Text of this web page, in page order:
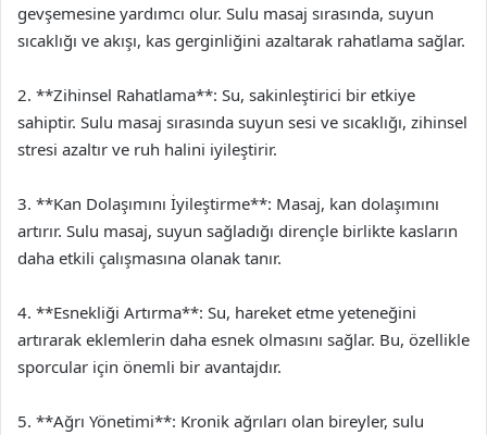
gevşemesine yardımcı olur. Sulu masaj sırasında, suyun
sıcaklığı ve akışı, kas gerginliğini azaltarak rahatlama sağlar.
2. **Zihinsel Rahatlama**: Su, sakinleştirici bir etkiye
sahiptir. Sulu masaj sırasında suyun sesi ve sıcaklığı, zihinsel
stresi azaltır ve ruh halini iyileştirir.
3. **Kan Dolaşımını İyileştirme**: Masaj, kan dolaşımını
artırır. Sulu masaj, suyun sağladığı dirençle birlikte kasların
daha etkili çalışmasına olanak tanır.
4. **Esnekliği Artırma**: Su, hareket etme yeteneğini
artırarak eklemlerin daha esnek olmasını sağlar. Bu, özellikle
sporcular için önemli bir avantajdır.
5. **Ağrı Yönetimi**: Kronik ağrıları olan bireyler, sulu